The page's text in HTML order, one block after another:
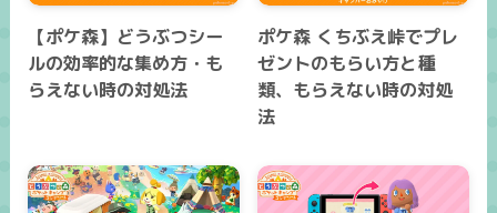
【ポケ森】どうぶつシー
ルの効率的な集め方・も
らえない時の対処法
ポケ森 くちぶえ峠でプレ
ゼントのもらい方と種
類、もらえない時の対処
法